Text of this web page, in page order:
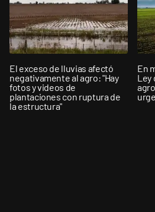
El exceso de lluvias afectó
negativamente al agro: "Hay
fotos y videos de
plantaciones con ruptura de
la estructura"
En
Ley